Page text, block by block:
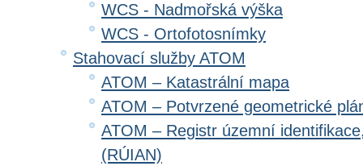
WCS - Nadmořská výška
WCS - Ortofotosnímky
Stahovací služby ATOM
ATOM – Katastrální mapa
ATOM – Potvrzené geometrické
ATOM – Registr územní
(RÚIAN)